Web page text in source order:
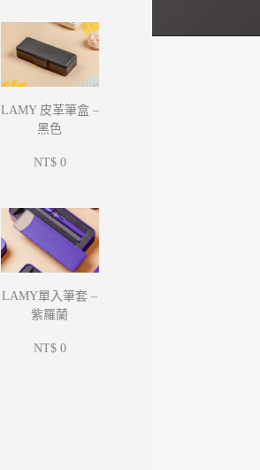
LAMY 皮革筆盒 –
黑色
NT$ 0
LAMY單入筆套 –
紫羅蘭
NT$ 0